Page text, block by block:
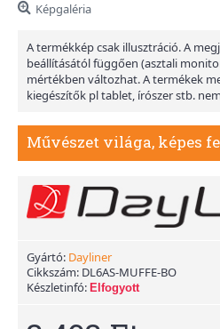
Képgaléria
A termékkép csak illusztráció. A
beállításától függően (asztali
mértékben változhat. A termékek
kiegészítők pl tablet, írószer stb.
Gyártó: Dayliner
Cikkszám: DL6AS-MUFFE-BO
Készletinfó: Elfogyott